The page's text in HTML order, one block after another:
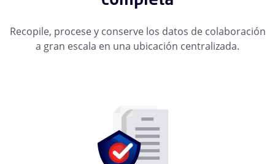
Recopile, procese y conserve los datos de colaboración
a gran escala en una ubicación centralizada.